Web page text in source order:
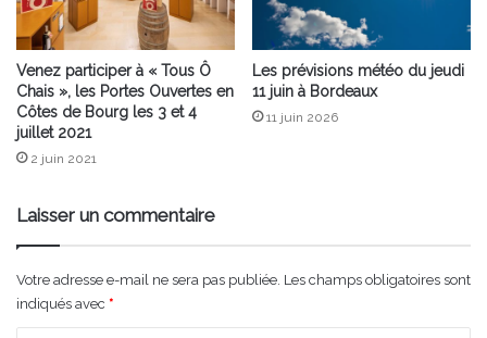
Venez participer à « Tous Ô
Chais », les Portes Ouvertes en
Côtes de Bourg les 3 et 4
juillet 2021
2 juin 2021
Les prévisions météo du jeudi
11 juin à Bordeaux
11 juin 2026
Laisser un commentaire
Votre adresse e-mail ne sera pas publiée. Les champs obligatoires sont
indiqués avec *